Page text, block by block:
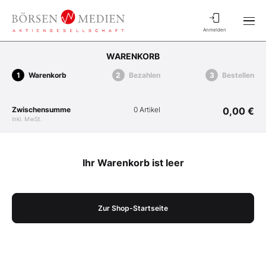
Anmelden
WARENKORB
Warenkorb Bezahlen Bestellen
Zwischensumme
inkl. MwSt.
0 Artikel 0,00 €
Ihr Warenkorb ist leer
Zur Shop-Startseite